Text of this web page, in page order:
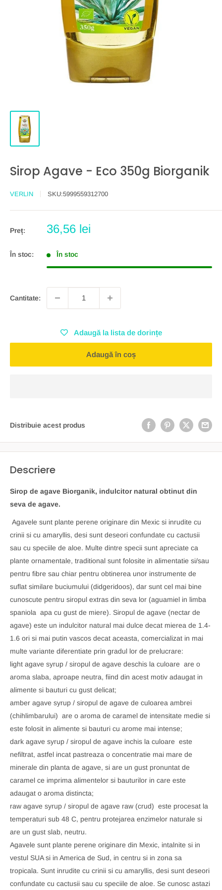
Sirop Agave - Eco 350g Biorganik
VERLIN SKU:5999559312700
Preț:
Preț
36,56 lei
În stoc: În stoc
Cantitate:
Adaugă la lista de dorințe
Adaugă în coș
Distribuie acest produs
Descriere
Sirop de agave Biorganik, indulcitor natural obtinut din
seva de agave.
Agavele sunt plante perene originare din Mexic si inrudite cu
crinii si cu amaryllis, desi sunt deseori confundate cu cactusii
sau cu speciile de aloe. Multe dintre specii sunt apreciate ca
plante ornamentale, traditional sunt folosite in alimentatie si/sau
pentru fibre sau chiar pentru obtinerea unor instrumente de
suflat similare buciumului (didgeridoos), dar sunt cel mai bine
cunoscute pentru siropul extras din seva lor (aguamiel in limba
spaniola  apa cu gust de miere). Siropul de agave (nectar de
agave) este un indulcitor natural mai dulce decat mierea de 1.4-
1.6 ori si mai putin vascos decat aceasta, comercializat in mai
multe variante diferentiate prin gradul lor de prelucrare:
light agave syrup / siropul de agave deschis la culoare  are o
aroma slaba, aproape neutra, fiind din acest motiv adaugat in
alimente si bauturi cu gust delicat;
amber agave syrup / siropul de agave de culoarea ambrei
(chihlimbarului)  are o aroma de caramel de intensitate medie si
este folosit in alimente si bauturi cu arome mai intense;
dark agave syrup / siropul de agave inchis la culoare  este
nefiltrat, astfel incat pastreaza o concentratie mai mare de
minerale din planta de agave, si are un gust pronuntat de
caramel ce imprima alimentelor si bauturilor in care este
adaugat o aroma distincta;
raw agave syrup / siropul de agave raw (crud)  este procesat la
temperaturi sub 48 C, pentru protejarea enzimelor naturale si
are un gust slab, neutru.
Agavele sunt plante perene originare din Mexic, intalnite si in
vestul SUA si in America de Sud, in centru si in zona sa
tropicala. Sunt inrudite cu crinii si cu amaryllis, desi sunt deseori
confundate cu cactusii sau cu speciile de aloe. Se cunosc astazi